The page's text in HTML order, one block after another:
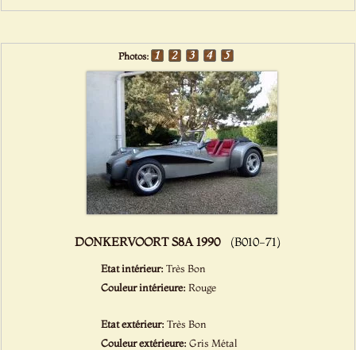
Photos:
DONKERVOORT S8A 1990 (B010-71)
Etat intérieur:Très Bon
Couleur intérieure:Rouge
Etat extérieur:Très Bon
Couleur extérieure:Gris Métal